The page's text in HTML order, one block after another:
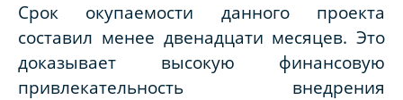
Срок окупаемости данного проекта
составил менее двенадцати месяцев. Это
доказывает высокую финансовую
привлекательность внедрения